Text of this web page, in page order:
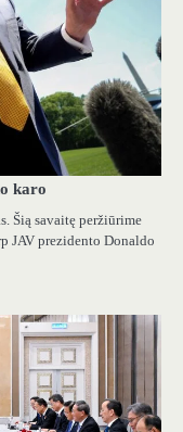
karo
Šią savaitę peržiūrime
JAV prezidento Donaldo